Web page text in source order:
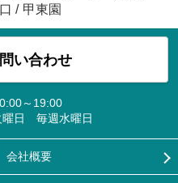
/ 甲東園
い合わせ
～19:00
曜日 毎週水曜日
会社概要